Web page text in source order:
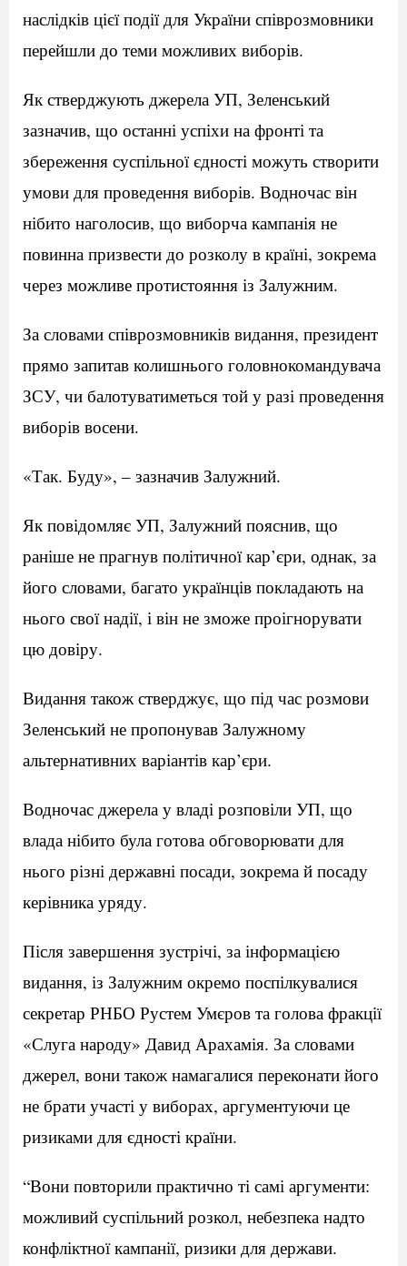
наслідків цієї події для України співрозмовники
перейшли до теми можливих виборів.
Як стверджують джерела УП, Зеленський
зазначив, що останні успіхи на фронті та
збереження суспільної єдності можуть створити
умови для проведення виборів. Водночас він
нібито наголосив, що виборча кампанія не
повинна призвести до розколу в країні, зокрема
через можливе протистояння із Залужним.
За словами співрозмовників видання, президент
прямо запитав колишнього головнокомандувача
ЗСУ, чи балотуватиметься той у разі проведення
виборів восени.
«Так. Буду», – зазначив Залужний.
Як повідомляє УП, Залужний пояснив, що
раніше не прагнув політичної кар’єри, однак, за
його словами, багато українців покладають на
нього свої надії, і він не зможе проігнорувати
цю довіру.
Видання також стверджує, що під час розмови
Зеленський не пропонував Залужному
альтернативних варіантів кар’єри.
Водночас джерела у владі розповіли УП, що
влада нібито була готова обговорювати для
нього різні державні посади, зокрема й посаду
керівника уряду.
Після завершення зустрічі, за інформацією
видання, із Залужним окремо поспілкувалися
секретар РНБО Рустем Умєров та голова фракції
«Слуга народу» Давид Арахамія. За словами
джерел, вони також намагалися переконати його
не брати участі у виборах, аргументуючи це
ризиками для єдності країни.
“Вони повторили практично ті самі аргументи:
можливий суспільний розкол, небезпека надто
конфліктної кампанії, ризики для держави.